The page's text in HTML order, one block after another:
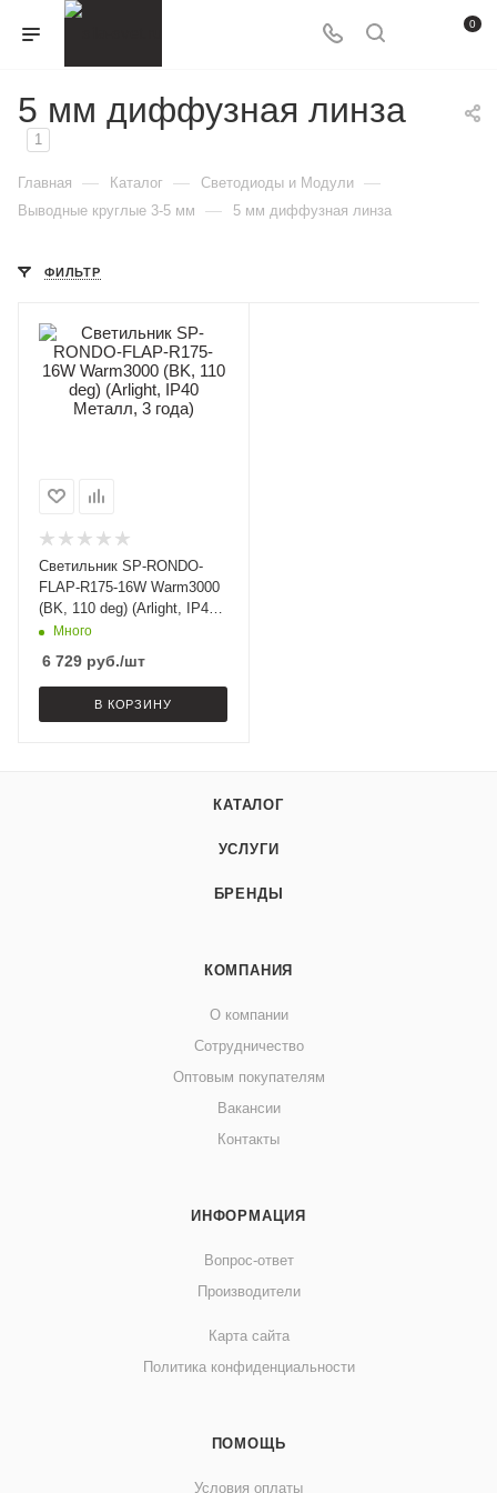
0
5 мм диффузная линза
1
Главная — Каталог — Светодиоды и Модули —
Выводные круглые 3-5 мм — 5 мм диффузная линза
ФИЛЬТР
Светильник SP-RONDO-
FLAP-R175-16W Warm3000
(BK, 110 deg) (Arlight, IP40
Металл, 3 года)
Много
6 729 руб./шт
В КОРЗИНУ
КАТАЛОГ
УСЛУГИ
БРЕНДЫ
КОМПАНИЯ
О компании
Сотрудничество
Оптовым покупателям
Вакансии
Контакты
ИНФОРМАЦИЯ
Вопрос-ответ
Производители
Карта сайта
Политика конфиденциальности
ПОМОЩЬ
Условия оплаты